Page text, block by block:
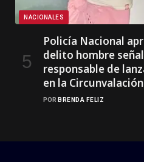
NACIONALES
Policía Nacional
delito hombre
responsable de
en la
POR BRENDA FELIZ